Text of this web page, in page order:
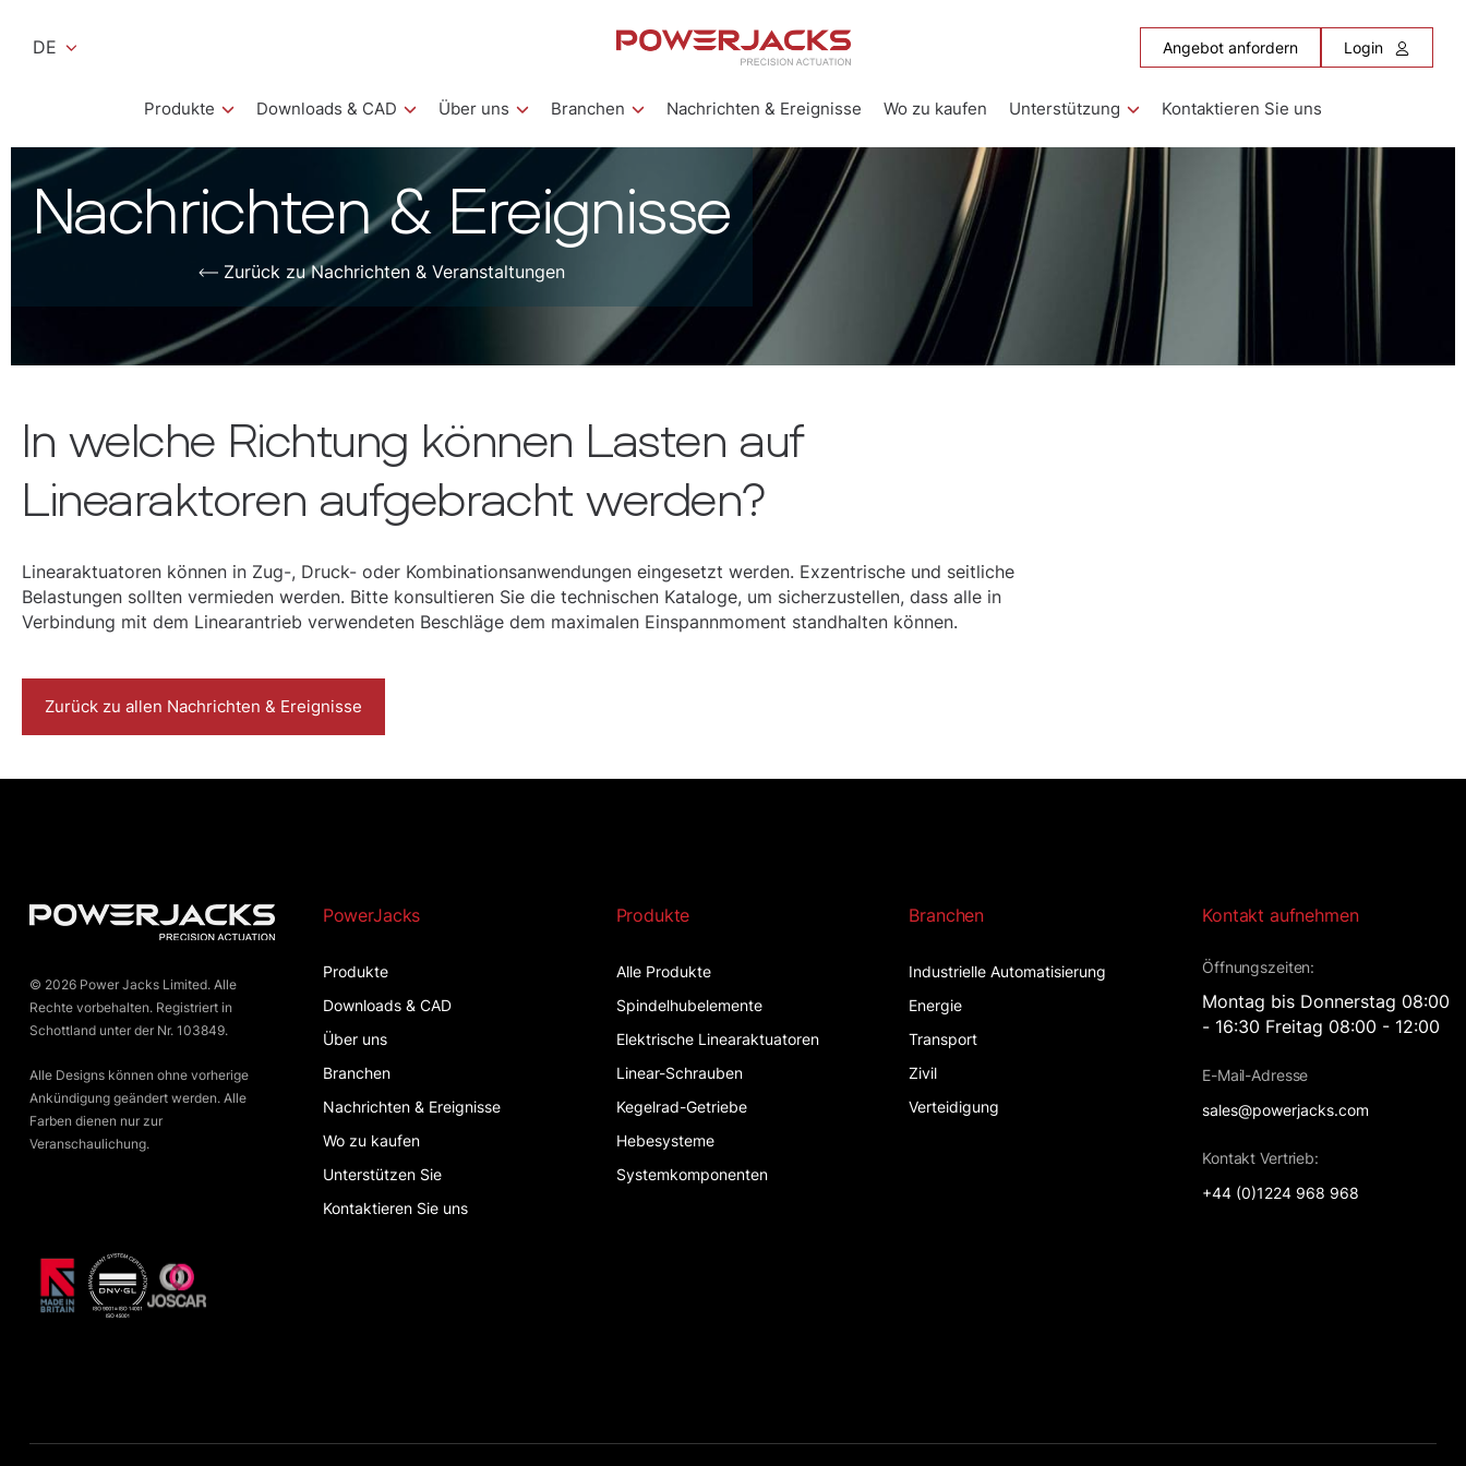
DE Angebot anfordern Login
Produkte Downloads & CAD Über uns Branchen Nachrichten & Ereignisse Wo zu kaufen Unterstützung Kontaktieren Sie uns
Nachrichten & Ereignisse
Zurück zu Nachrichten & Veranstaltungen
In welche Richtung können Lasten auf
Linearaktoren aufgebracht werden?
Linearaktuatoren können in Zug-, Druck- oder Kombinationsanwendungen eingesetzt werden. Exzentrische und seitliche
Belastungen sollten vermieden werden. Bitte konsultieren Sie die technischen Kataloge, um sicherzustellen, dass alle in
Verbindung mit dem Linearantrieb verwendeten Beschläge dem maximalen Einspannmoment standhalten können.
Zurück zu allen Nachrichten & Ereignisse
© 2026 Power Jacks Limited. Alle
Rechte vorbehalten. Registriert in
Schottland unter der Nr. 103849.
Alle Designs können ohne vorherige
Ankündigung geändert werden. Alle
Farben dienen nur zur
Veranschaulichung.
PowerJacks
Produkte
Downloads & CAD
Über uns
Branchen
Nachrichten & Ereignisse
Wo zu kaufen
Unterstützen Sie
Kontaktieren Sie uns
Produkte
Alle Produkte
Spindelhubelemente
Elektrische Linearaktuatoren
Linear-Schrauben
Kegelrad-Getriebe
Hebesysteme
Systemkomponenten
Branchen
Industrielle Automatisierung
Energie
Transport
Zivil
Verteidigung
Kontakt aufnehmen
Öffnungszeiten:
Montag bis Donnerstag 08:00
- 16:30 Freitag 08:00 - 12:00
E-Mail-Adresse
sales@powerjacks.com
Kontakt Vertrieb:
+44 (0)1224 968 968